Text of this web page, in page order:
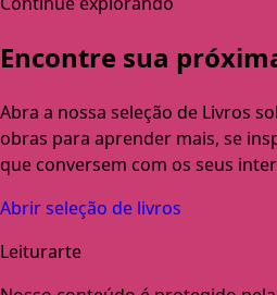
Encontre sua
Abra a nossa seleção de Livros
obras para aprender mais, se
que conversem com os seus
Abrir seleção de livros
Leiturarte